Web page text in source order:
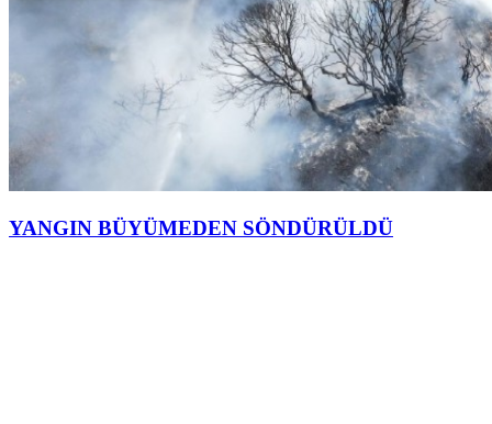
YANGIN BÜYÜMEDEN SÖNDÜRÜLDÜ